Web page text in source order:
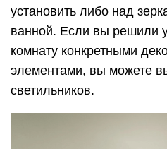
установить либо над
ванной. Если вы решили
комнату конкретными
элементами, вы можете
светильников.